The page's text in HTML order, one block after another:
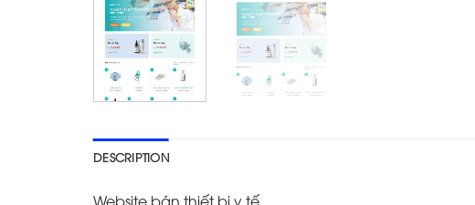
DESCRIPTION
Website bán thiết bị y tế